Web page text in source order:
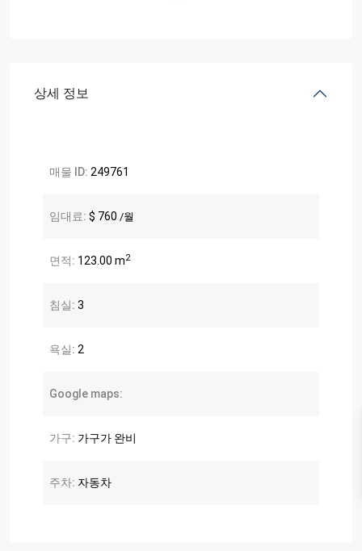
상세 정보
매물 ID: 249761
임대료: $ 760 /월
면적: 123.00 m2
침실: 3
욕실: 2
Google maps:
가구: 가구가 완비
주차: 자동차